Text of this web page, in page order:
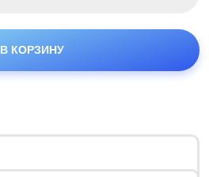
В КОРЗИНУ